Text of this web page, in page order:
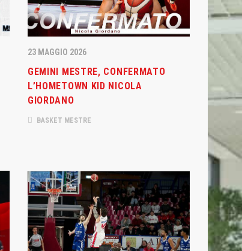
23 MAGGIO 2026
GEMINI MESTRE, CONFERMATO
L’HOMETOWN KID NICOLA
GIORDANO
BASKET MESTRE